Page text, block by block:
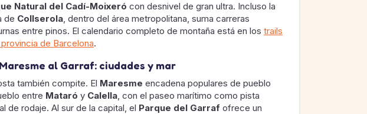
Natural del Cadí-Moixeró con desnivel de gran ultra. Incluso la
de Collserola, dentro del área metropolitana, suma carreras
entre pinos. El calendario completo de montaña está en los trails
de Barcelona.
al Garraf: ciudades y mar
también compite. El Maresme encadena populares de pueblo
entre Mataró y Calella, con el paseo marítimo como pista
de rodaje. Al sur de la capital, el Parque del Garraf ofrece un